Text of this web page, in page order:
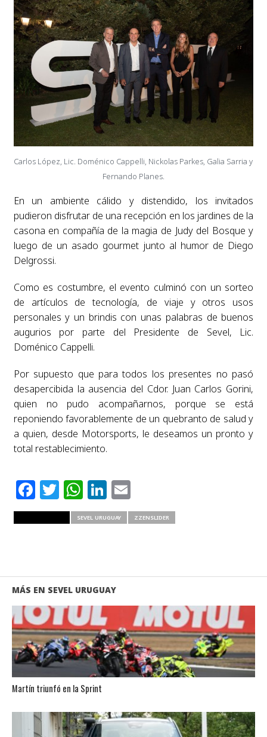
Carlos López, Lic. Doménico Cappelli, Nickolas Parkes, Galia Sarria y
Fernando Planes.
En un ambiente cálido y distendido, los invitados
pudieron disfrutar de una recepción en los jardines de la
casona en compañía de la magia de Judy del Bosque y
luego de un asado gourmet junto al humor de Diego
Delgrossi.
Como es costumbre, el evento culminó con un sorteo
de artículos de tecnología, de viaje y otros usos
personales y un brindis con unas palabras de buenos
augurios por parte del Presidente de Sevel, Lic.
Doménico Cappelli.
Por supuesto que para todos los presentes no pasó
desapercibida la ausencia del Cdor. Juan Carlos Gorini,
quien no pudo acompañarnos, porque se está
reponiendo favorablemente de un quebranto de salud y
a quien, desde Motorsports, le deseamos un pronto y
total restablecimiento.
Facebook
Twitter
WhatsApp
LinkedIn
Email
SEVEL URUGUAY ZZENSLIDER
MÁS EN SEVEL URUGUAY
Martín triunfó en la Sprint